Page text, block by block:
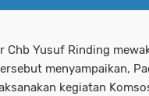
Chb Yusuf Rinding
menyampaikan,
kegiatan